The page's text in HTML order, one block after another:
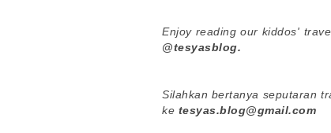
Enjoy reading our kiddos'
@tesyasblog.
Silahkan bertanya seputaran
ke tesyas.blog@gmail.com